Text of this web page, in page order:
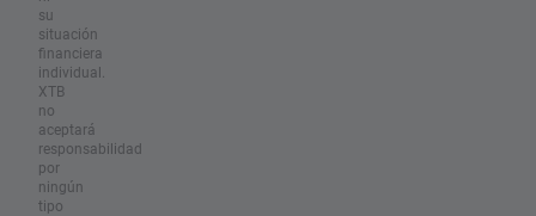
su
situación
financiera
individual.
XTB
no
aceptará
responsabilidad
por
ningún
tipo